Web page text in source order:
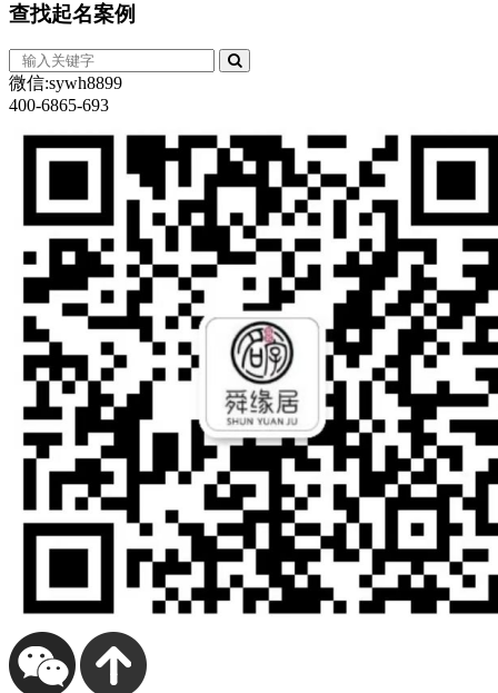
查找起名案例
微信:sywh8899
400-6865-693